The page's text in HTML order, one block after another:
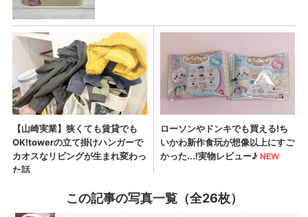
この記事の写真一覧（全26枚）